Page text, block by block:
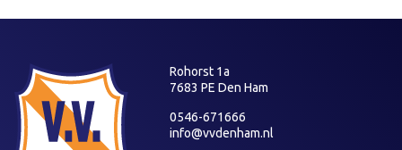
Rohorst 1a
7683 PE Den Ham
0546-671666
info@vvdenham.nl